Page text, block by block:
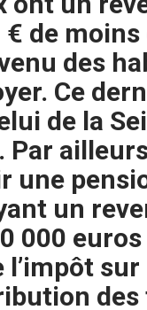
de
des
Ce
de la
Par
une
un
000